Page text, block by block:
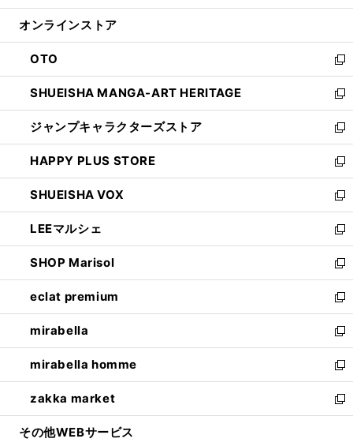
開
ン
ウ
で
開
く
ウ
ン
ド
ウ
で
開
く
オンラインストア
OTO
新
し
い
ウ
ィ
ン
ド
ウ
で
開
く
SHUEISHA MANGA-ART HERITAGE
新
し
い
ウ
ィ
ン
ド
ウ
で
開
く
ジャンプキャラクターズストア
新
し
い
ウ
ィ
ン
ド
ウ
で
開
く
HAPPY PLUS STORE
新
し
い
ウ
ィ
ン
ド
ウ
で
開
く
SHUEISHA VOX
新
し
い
ウ
ィ
ン
ド
ウ
で
開
く
LEEマルシェ
新
し
い
ウ
ィ
ン
ド
ウ
で
開
く
SHOP Marisol
新
し
い
ウ
ィ
ン
ド
ウ
で
開
eclat premium
新
し
い
ウ
ィ
ン
ド
ウ
mirabella
新
し
い
ウ
ィ
ン
mirabella homme
新
し
い
ウ
zakka market
新
し
その他WEBサービス